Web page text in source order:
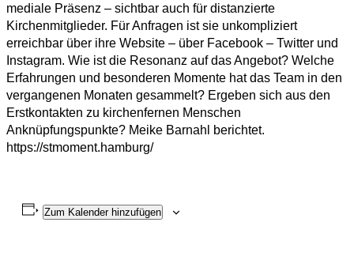
mediale Präsenz – sichtbar auch für distanzierte
Kirchenmitglieder. Für Anfragen ist sie unkompliziert
erreichbar über ihre Website – über Facebook – Twitter und
Instagram. Wie ist die Resonanz auf das Angebot? Welche
Erfahrungen und besonderen Momente hat das Team in den
vergangenen Monaten gesammelt? Ergeben sich aus den
Erstkontakten zu kirchenfernen Menschen
Anknüpfungspunkte? Meike Barnahl berichtet.
https://stmoment.hamburg/
Zum Kalender hinzufügen